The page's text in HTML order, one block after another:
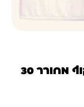
קטלוג אינדקס A5 חצי שקוף מחורר 30